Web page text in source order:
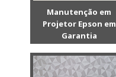
Manutenção em
Projetor Epson em
Garantia